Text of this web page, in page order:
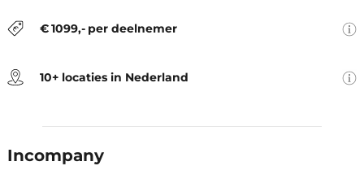
€1099,- per deelnemer
10+ locaties in Nederland
Groningen, Hengelo, Rotterdam,
Incompany